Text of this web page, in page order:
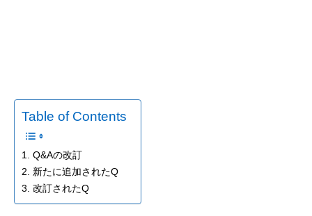
Table of Contents
1. Q&Aの改訂
2. 新たに追加されたQ
3. 改訂されたQ